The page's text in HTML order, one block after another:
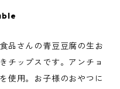
品さんの青豆豆腐の生お
チップスです。アンチョ
使用。お子様のおやつに